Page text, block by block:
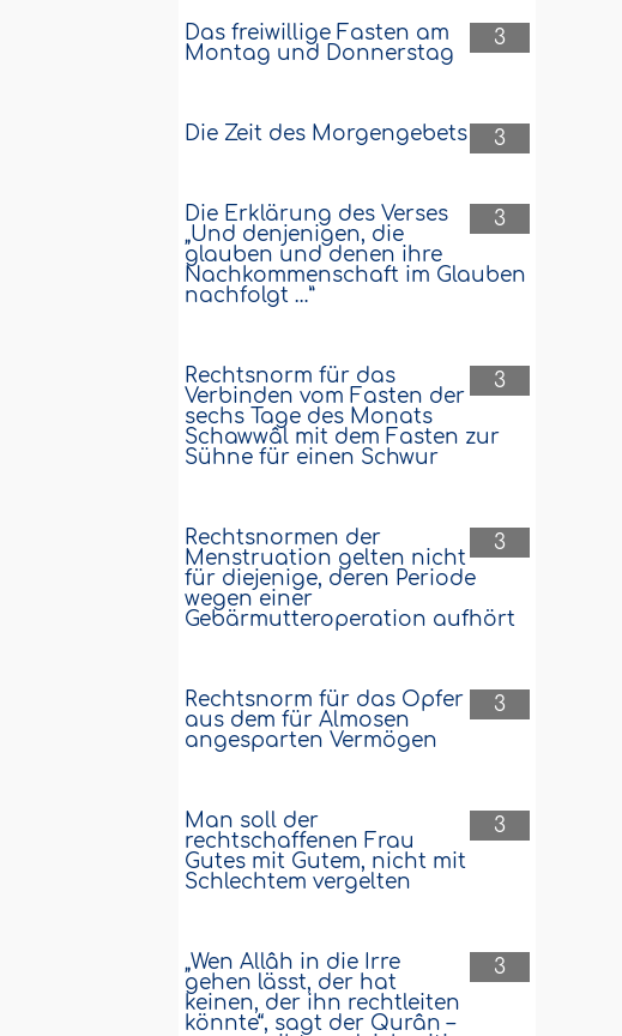
3
Das freiwillige Fasten am
Montag und Donnerstag
3
Die Zeit des Morgengebets
3
Die Erklärung des Verses
„Und denjenigen, die
glauben und denen ihre
Nachkommenschaft im Glauben
nachfolgt …”
3
Rechtsnorm für das
Verbinden vom Fasten der
sechs Tage des Monats
Schawwâl mit dem Fasten zur
Sühne für einen Schwur
3
Rechtsnormen der
Menstruation gelten nicht
für diejenige, deren Periode
wegen einer
Gebärmutteroperation aufhört
3
Rechtsnorm für das Opfer
aus dem für Almosen
angesparten Vermögen
3
Man soll der
rechtschaffenen Frau
Gutes mit Gutem, nicht mit
Schlechtem vergelten
3
„Wen Allâh in die Irre
gehen lässt, der hat
keinen, der ihn rechtleiten
könnte“, sagt der Qurân –